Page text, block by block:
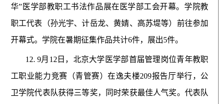
华”医学部教职工书法作品展在医学部工会开幕。学院教
职工代表（孙光宇、计岳龙、黄婧、高苏堤等）前往参加
开幕式。学院在暑期征集作品共计6件，展出5件。
12.9月12日，北京大学医学部首届管理岗位青年教职
工职业能力竞赛（青管赛）在逸夫楼209报告厅举行，公
卫学院代表队获得三等奖，同时荣获最佳人气奖。代表队